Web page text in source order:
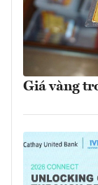
Giá vàng